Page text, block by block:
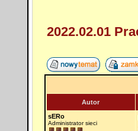
2022.02.01
Autor
sERo
Administrator sieci